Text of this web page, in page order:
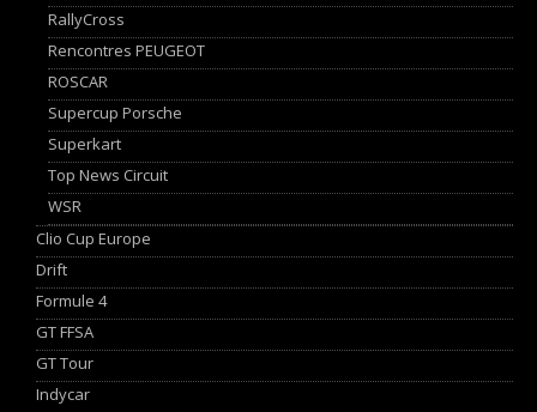
RallyCross
Rencontres PEUGEOT
ROSCAR
Supercup Porsche
Superkart
Top News Circuit
WSR
Clio Cup Europe
Drift
Formule 4
GT FFSA
GT Tour
Indycar